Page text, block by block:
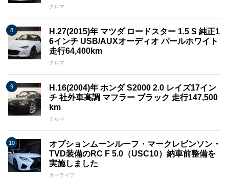
クルマ
H.27(2015)年 マツダ ロードスター 1.5 S 純正1
6インチ USB/AUXオーディオ パールホワイト
走行64,400km
クルマ
H.16(2004)年 ホンダ S2000 2.0 レイズ17イン
チ 社外車高調 マフラー ブラック 走行147,500
km
クルマ
オプションムーンルーフ・マークレビンソン・
TVD装備のRC F 5.0（USC10）納車前整備を
実施しました
カーライフ